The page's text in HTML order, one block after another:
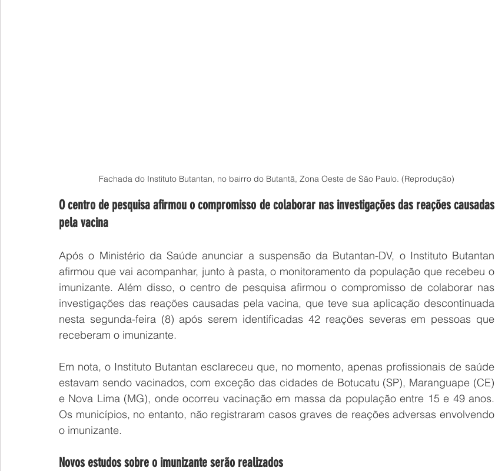
Fachada do Instituto Butantan, no bairro do Butantã, Zona Oeste de São Paulo. (Reprodução)
O centro de pesquisa afirmou o compromisso de colaborar nas investigações das reações causadas
pela vacina
Após o Ministério da Saúde anunciar a suspensão da Butantan-DV, o Instituto Butantan
afirmou que vai acompanhar, junto à pasta, o monitoramento da população que recebeu o
imunizante. Além disso, o centro de pesquisa afirmou o compromisso de colaborar nas
investigações das reações causadas pela vacina, que teve sua aplicação descontinuada
nesta segunda-feira (8) após serem identificadas 42 reações severas em pessoas que
receberam o imunizante.
Em nota, o Instituto Butantan esclareceu que, no momento, apenas profissionais de saúde
estavam sendo vacinados, com exceção das cidades de Botucatu (SP), Maranguape (CE)
e Nova Lima (MG), onde ocorreu vacinação em massa da população entre 15 e 49 anos.
Os municípios, no entanto, não registraram casos graves de reações adversas envolvendo
o imunizante.
Novos estudos sobre o imunizante serão realizados